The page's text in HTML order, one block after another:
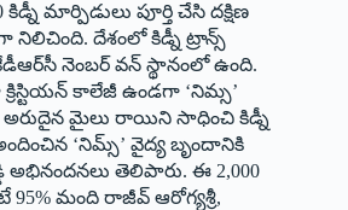
మార్పిడులు పూర్తి చేసి దక్షిణ
దేశంలో కిడ్నీ ట్రాన్స్
నెంబర్ వన్ స్థానంలో ఉంది.
కాలేజీ ఉండగా ‘నిమ్స’
మైలు రాయిని సాధించి కిడ్నీ
‘నిమ్స్’ వైద్య బృందానికి
అభినందనలు తెలిపారు. ఈ 2,000
మంది రాజీవ్ ఆరోగ్యశ్రీ,